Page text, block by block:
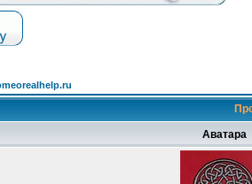
Аватара